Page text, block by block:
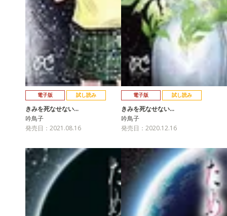
電子版 試し読み
きみを死なせない…
吟鳥子
発売日：2021.08.16
電子版 試し読み
きみを死なせない…
吟鳥子
発売日：2020.12.16